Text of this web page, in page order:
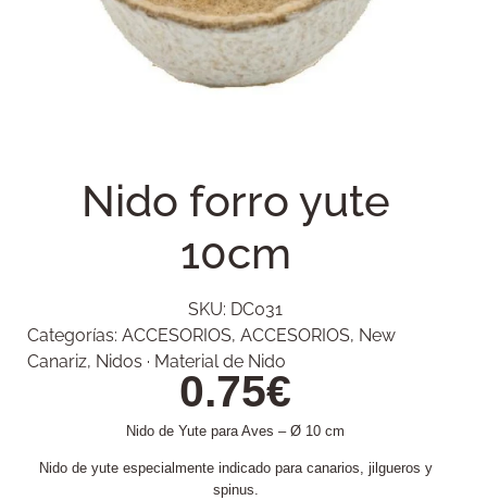
Nido forro yute
10cm
SKU: DC031
Categorías: ACCESORIOS, ACCESORIOS, New
Canariz, Nidos · Material de Nido
0.75€
Nido de Yute para Aves – Ø 10 cm
Nido de yute especialmente indicado para canarios, jilgueros y
spinus.